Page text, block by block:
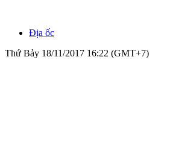
Địa ốc
Thứ Bảy 18/11/2017 16:22 (GMT+7)